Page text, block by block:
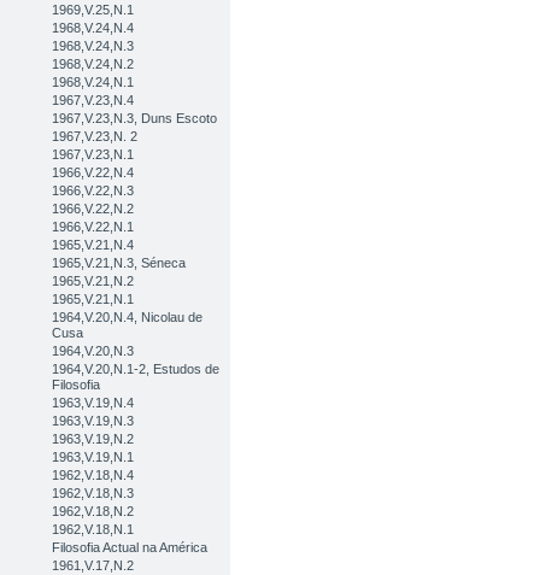
1969,V.25,N.1
1968,V.24,N.4
1968,V.24,N.3
1968,V.24,N.2
1968,V.24,N.1
1967,V.23,N.4
1967,V.23,N.3, Duns Escoto
1967,V.23,N. 2
1967,V.23,N.1
1966,V.22,N.4
1966,V.22,N.3
1966,V.22,N.2
1966,V.22,N.1
1965,V.21,N.4
1965,V.21,N.3, Séneca
1965,V.21,N.2
1965,V.21,N.1
1964,V.20,N.4, Nicolau de
Cusa
1964,V.20,N.3
1964,V.20,N.1-2, Estudos de
Filosofia
1963,V.19,N.4
1963,V.19,N.3
1963,V.19,N.2
1963,V.19,N.1
1962,V.18,N.4
1962,V.18,N.3
1962,V.18,N.2
1962,V.18,N.1
Filosofia Actual na América
1961,V.17,N.2